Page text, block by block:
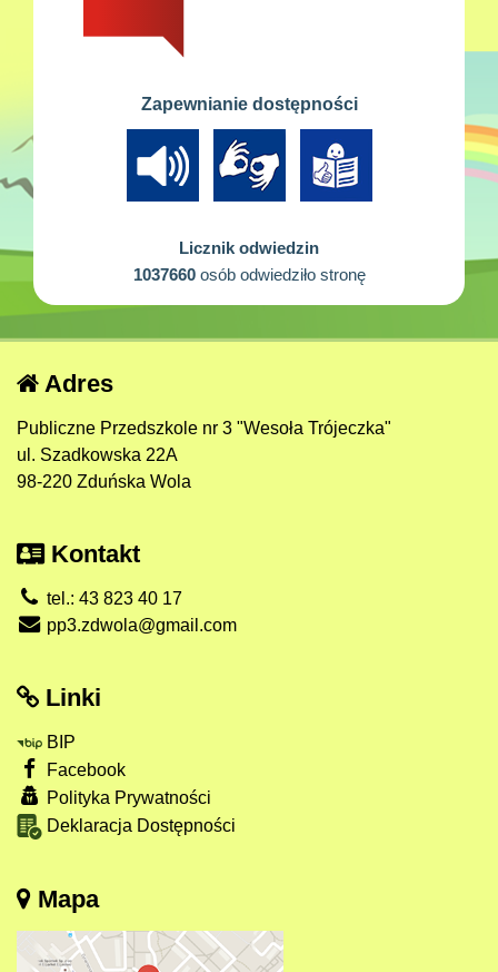
Zapewnianie dostępności
Licznik odwiedzin
1037660osób odwiedziło stronę
Adres
Publiczne Przedszkole nr 3 "Wesoła Trójeczka"
ul. Szadkowska 22A
98-220 Zduńska Wola
Kontakt
tel.: 43 823 40 17
pp3.zdwola@gmail.com
Linki
BIP
Facebook
Polityka Prywatności
Deklaracja Dostępności
Mapa